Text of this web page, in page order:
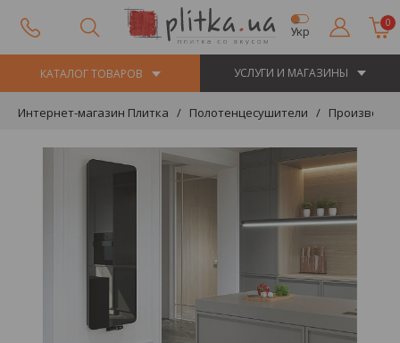
Укр
0
КАТАЛОГ ТОВАРОВ УСЛУГИ И МАГАЗИНЫ
Интернет-магазин Плитка Полотенцесушители